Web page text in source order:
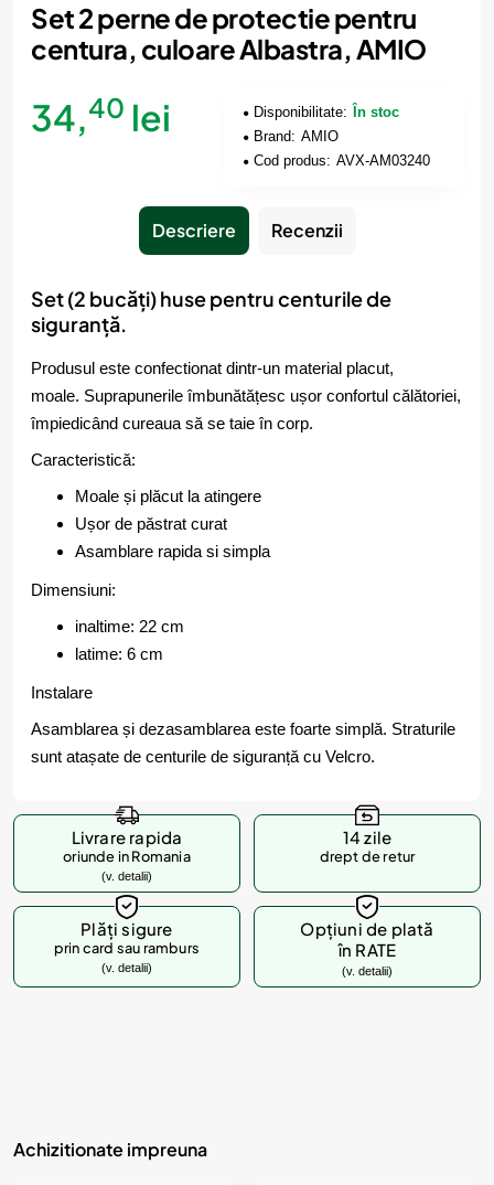
Set 2 perne de protectie pentru
centura, culoare Albastra, AMIO
34,40 lei Disponibilitate:
În stoc
Brand: AMIO
Cod produs: AVX-AM03240
Descriere Recenzii
Set (2 bucăți) huse pentru centurile de
siguranță.
Produsul este confectionat dintr-un material placut,
moale. Suprapunerile îmbunătățesc ușor confortul călătoriei,
împiedicând cureaua să se taie în corp.
Caracteristică:
Moale și plăcut la atingere
Ușor de păstrat curat
Asamblare rapida si simpla
Dimensiuni:
inaltime: 22 cm
latime: 6 cm
Instalare
Asamblarea și dezasamblarea este foarte simplă. Straturile
sunt atașate de centurile de siguranță cu Velcro.
Livrare rapida
oriunde in Romania
(v. detalii)
14 zile
drept de retur
Plăți sigure
prin card sau ramburs
(v. detalii)
Opțiuni de plată
în RATE
(v. detalii)
Achizitionate impreuna